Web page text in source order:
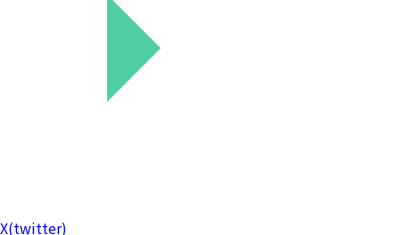
月曜日 : AM 10:30 ~ PM 08:30
水 / 木 : AM 10:30 ~ PM 06:30
火 / 金 : AM 11:00 ~ PM 08:00